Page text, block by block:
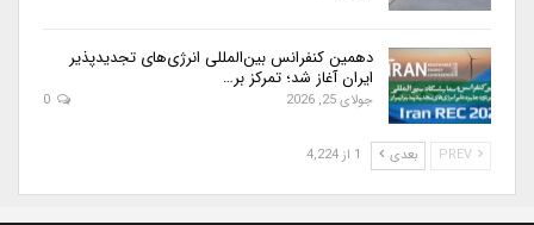
دهمین کنفرانس بین‌المللی انرژی‌های تجدیدپذیر
ایران آغاز شد؛ تمرکز بر…
جولای 25, 2026
بعدی 1 از 4,224